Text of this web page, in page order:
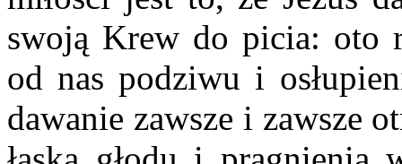
swoją Krew do picia: oto
od nas podziwu i
dawanie zawsze i zawsze